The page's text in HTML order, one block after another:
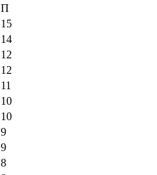
П
15
14
12
12
11
10
10
9
9
8